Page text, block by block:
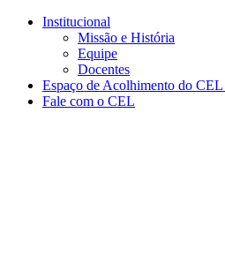
Conteúdo principal
Institucional
Missão e História
Equipe
Docentes
Espaço de Acolhimento do
Fale com o CEL